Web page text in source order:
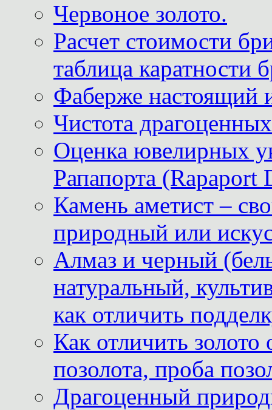
Червоное золото.
Расчет стоимости
таблица каратности
Фаберже настоящий
Чистота
Оценка ювелирных
Рапапорта (Rapaport
Камень аметист –
природный или
Алмаз и черный
натуральный,
как отличить
Как отличить
позолота, проба
Драгоценный